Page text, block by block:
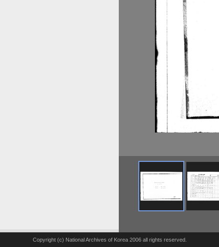
Copyright (c) National Archives of Korea 2006 all rights reserved.